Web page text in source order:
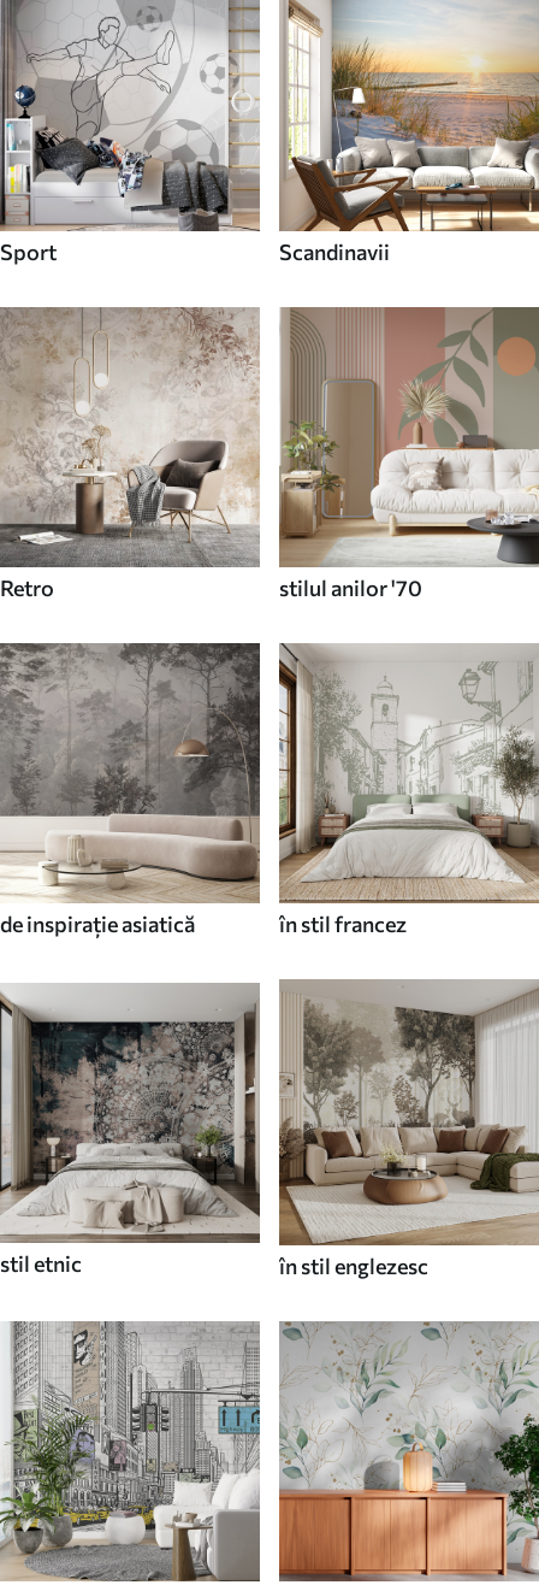
Sport Scandinavii
Retro stilul anilor '70
de inspirație asiatică în stil francez
stil etnic în stil englezesc